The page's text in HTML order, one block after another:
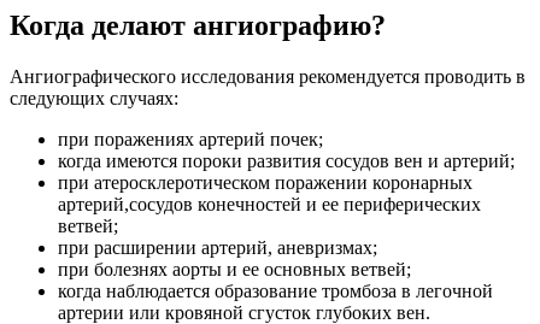
Когда делают ангиографию?
Ангиографического исследования рекомендуется проводить в
следующих случаях:
при поражениях артерий почек;
когда имеются пороки развития сосудов вен и артерий;
при атеросклеротическом поражении коронарных
артерий,сосудов конечностей и ее периферических
ветвей;
при расширении артерий, аневризмах;
при болезнях аорты и ее основных ветвей;
когда наблюдается образование тромбоза в легочной
артерии или кровяной сгусток глубоких вен.